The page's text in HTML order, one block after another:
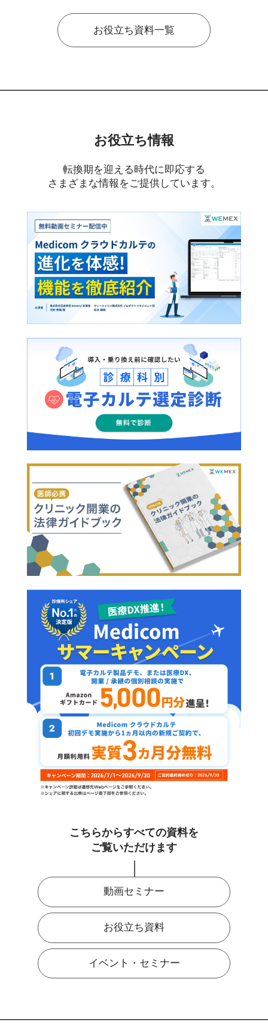
お役立ち資料一覧
お役立ち情報
転換期を迎える時代に即応する
さまざまな情報をご提供しています。
こちらからすべての資料を
ご覧いただけます
動画セミナー
お役立ち資料
イベント・セミナー